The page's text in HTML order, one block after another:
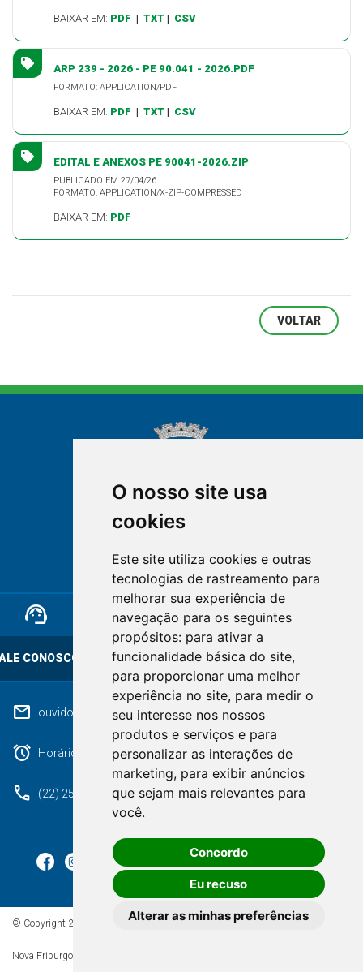
O nosso site usa
cookies
Este site utiliza cookies e outras
tecnologias de rastreamento para
melhorar sua experiência de
navegação para os seguintes
propósitos: para ativar a
funcionalidade básica do site,
para proporcionar uma melhor
experiência no site, para medir o
seu interesse nos nossos
produtos e serviços e para
personalizar as interações de
marketing, para exibir anúncios
que sejam mais relevantes para
você.
Concordo
Eu recuso
Alterar as minhas preferências
BAIXAR EM: PDF | TXT | CSV
ARP 239 - 2026 - PE 90.041 - 2026.PDF
FORMATO: APPLICATION/PDF
BAIXAR EM: PDF | TXT | CSV
EDITAL E ANEXOS PE 90041-2026.ZIP
PUBLICADO EM 27/04/26
FORMATO: APPLICATION/X-ZIP-COMPRESSED
BAIXAR EM: PDF
VOLTAR
NOVA FRIBURGO
RIO DE JANEIRO
mail ouvidoriageral@pmnf.rj.gov.br
alarm Horário de atendimento: Segunda a Sexta das 09h às 17h.
phone (22) 2525-9100
support_agent
CONOSCO
mail
OUVIDORIA
© Copyright 2026 - Todos os direitos reservados à Prefeitura de
Nova Friburgo/RJ